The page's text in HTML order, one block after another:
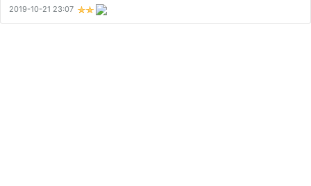
寝ていないかも？ ・・・なんてことを想像しながら、動物たちの
夜の…
2019-10-21 23:07